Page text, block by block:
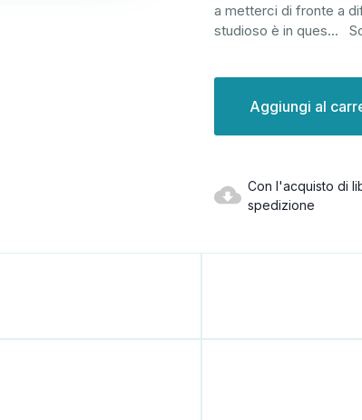
a metterci di fronte a
studioso è in ques...
attuale:
Con l'acquisto di
spedizione